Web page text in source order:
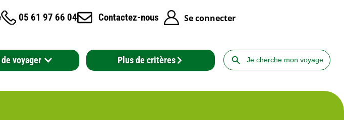
05 61 97 66 04 Contactez-nous Se connecter
de voyager Plus de critères
Search
for:
Search Button